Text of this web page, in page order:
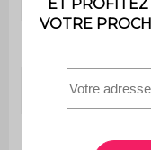
Usage